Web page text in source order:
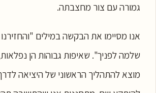
גמורה עם צור מחצבתה.
אנו מסיימו את הבקשה במילים
שלמה לפניך". שאיפות גבוהות הן
מוצא להתהליך הראשוני של היציאה